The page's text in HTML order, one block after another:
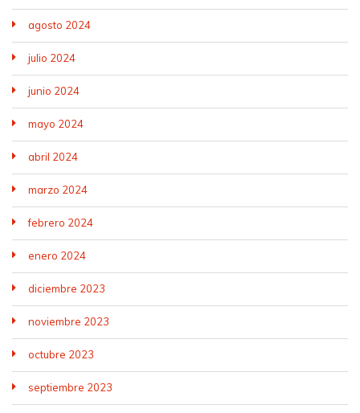
agosto 2024
julio 2024
junio 2024
mayo 2024
abril 2024
marzo 2024
febrero 2024
enero 2024
diciembre 2023
noviembre 2023
octubre 2023
septiembre 2023